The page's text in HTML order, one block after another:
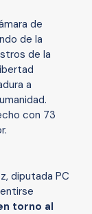
de
de la
de la
a
con 73
diputada PC
torno al